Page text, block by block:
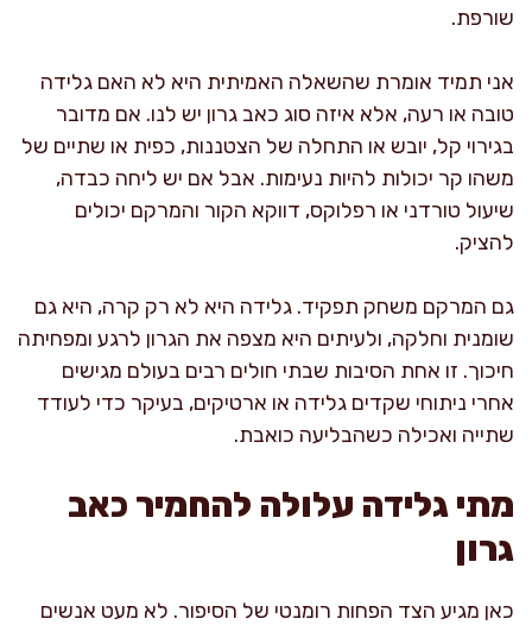
שורפת.
אני תמיד אומרת שהשאלה האמיתית היא לא האם גלידה
טובה או רעה, אלא איזה סוג כאב גרון יש לנו. אם מדובר
בגירוי קל, יובש או התחלה של הצטננות, כפית או שתיים של
משהו קר יכולות להיות נעימות. אבל אם יש ליחה כבדה,
שיעול טורדני או רפלוקס, דווקא הקור והמרקם יכולים
להציק.
גם המרקם משחק תפקיד. גלידה היא לא רק קרה, היא גם
שומנית וחלקה, ולעיתים היא מצפה את הגרון לרגע ומפחיתה
חיכוך. זו אחת הסיבות שבתי חולים רבים בעולם מגישים
אחרי ניתוחי שקדים גלידה או ארטיקים, בעיקר כדי לעודד
שתייה ואכילה כשהבליעה כואבת.
מתי גלידה עלולה להחמיר כאב
גרון
כאן מגיע הצד הפחות רומנטי של הסיפור. לא מעט אנשים